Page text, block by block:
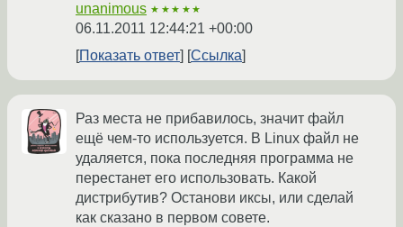
unanimous ★★★★★
06.11.2011 12:44:21 +00:00
Показать ответ
Ссылка
Раз места не прибавилось, значит файл
ещё чем-то используется. В Linux файл не
удаляется, пока последняя программа не
перестанет его использовать. Какой
дистрибутив? Останови иксы, или сделай
как сказано в первом совете.